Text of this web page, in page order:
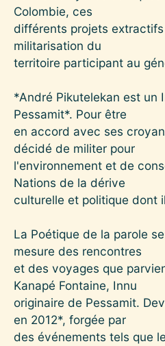
Colombie, ces
différents projets
militarisation du
territoire participant au
*André Pikutelekan est un
Pessamit*. Pour être
en accord avec ses
décidé de militer pour
l'environnement et de
Nations de la dérive
culturelle et politique dont
La Poétique de la parole
mesure des rencontres
et des voyages que
Kanapé Fontaine, Innu
originaire de Pessamit.
en 2012*, forgée par
des événements tels que